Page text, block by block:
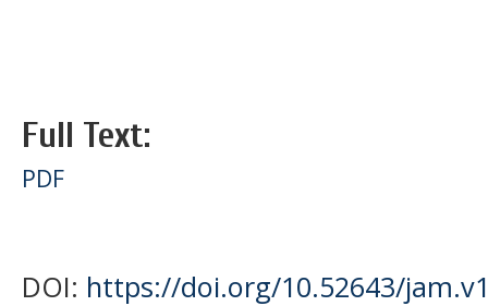
Full Text:
PDF
DOI: https://doi.org/10.52643/